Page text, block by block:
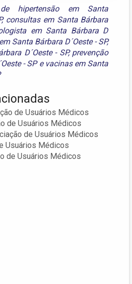
de hipertensão em Santa
, consultas em Santa Bárbara
em Santa Bárbara D
Santa Bárbara D´Oeste - SP,
D´Oeste - SP, prevenção
- SPe vacinas em Santa
de Usuários Médicos
de Usuários Médicos
de Usuários Médicos
Usuários Médicos
de Usuários Médicos